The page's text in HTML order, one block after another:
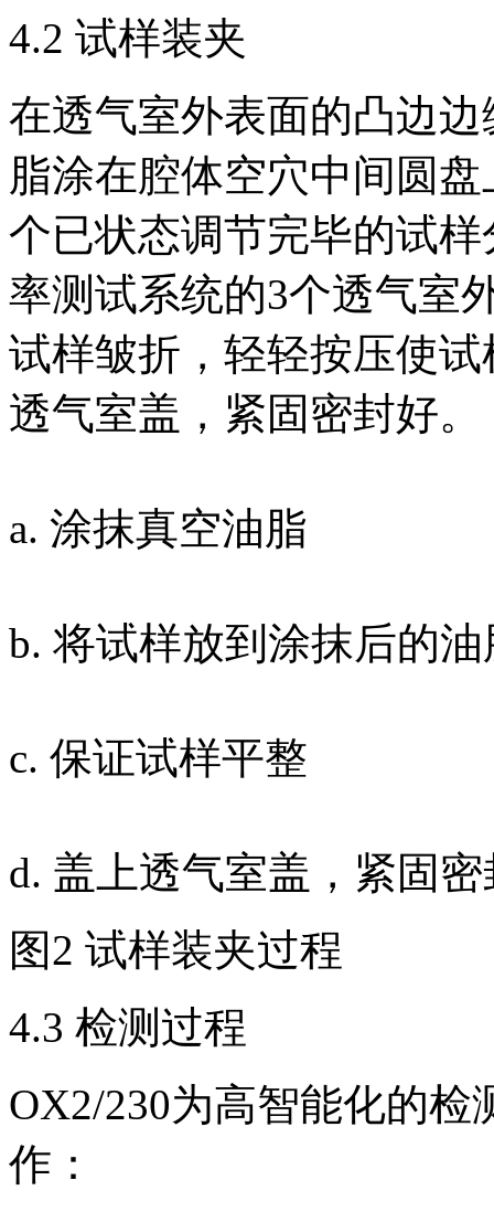
4.2 试样装夹
在透气室外表面的凸边
脂涂在腔体空穴中间圆
个已状态调节完毕的试
率测试系统的3个透气室
试样皱折，轻轻按压使
透气室盖，紧固密封好。
a. 涂抹真空油脂
b. 将试样放到涂抹后的
c. 保证试样平整
d. 盖上透气室盖，紧固密
图2 试样装夹过程
4.3 检测过程
OX2/230为高智能化的
作：